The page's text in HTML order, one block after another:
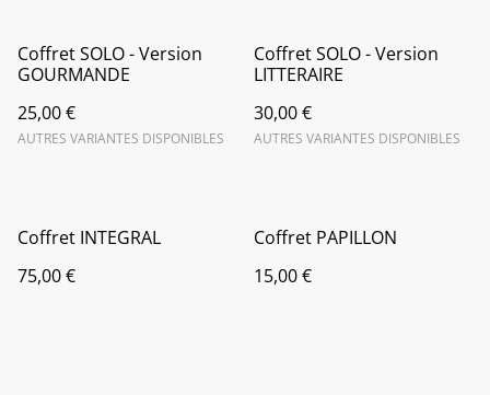
Coffret SOLO - Version
GOURMANDE
25,00 €
AUTRES VARIANTES DISPONIBLES
Coffret SOLO - Version
LITTERAIRE
30,00 €
AUTRES VARIANTES DISPONIBLES
Coffret INTEGRAL
75,00 €
Coffret PAPILLON
15,00 €